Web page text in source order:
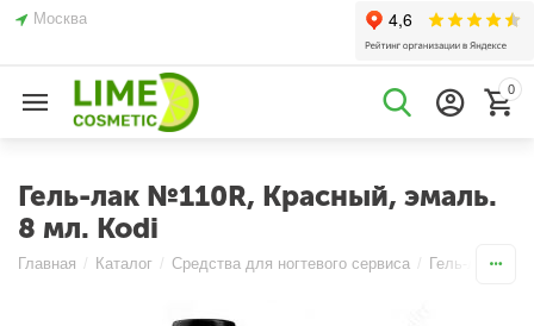
Москва
0
Гель-лак №110R, Красный, эмаль.
8 мл. Kodi
Главная / Каталог / Средства для ногтевого сервиса / Гель-лаки